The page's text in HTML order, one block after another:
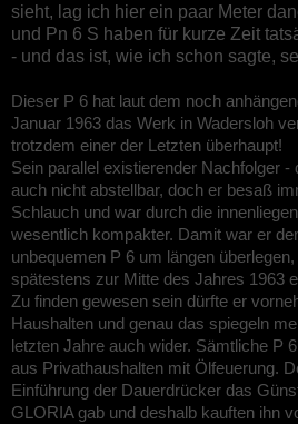
sieht, lag ich hier ein paar Meter
und Pn 6 S haben für kurze Zeit
- und das ist, wie ich schon sagte,
Dieser P 6 hat laut dem noch
Januar 1963 das Werk in Wadersloh
trotzdem einer der Letzten überhaupt!
Sein parallel existierender Nachfolger
auch nicht abstellbar, doch er besaß
Schlauch und war durch die
wesentlich kompakter. Damit war er
unbequemen P 6 um längen
spätestens zur Mitte des Jahres 1963
Zu finden gewesen sein dürfte er
Haushalten und genau das spiegeln
letzten Jahre auch wider. Sämtliche P
aus Privathaushalten mit Ölfeuerung.
Einführung der Dauerdrücker das
GLORIA gab und deshalb kauften ihn